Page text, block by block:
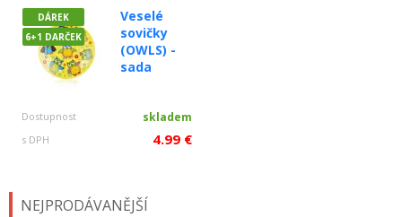
DÁREK
6+1 DARČEK
Veselé
sovičky
(OWLS) -
sada
Dostupnost skladem
s DPH 4.99 €
NEJPRODÁVANĚJŠÍ